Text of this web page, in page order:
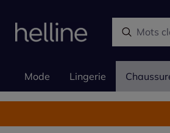
Mode Lingerie